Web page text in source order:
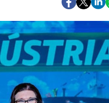
Apple
Amazon
Google
Meta
Coca-Cola
Ver todos Ver